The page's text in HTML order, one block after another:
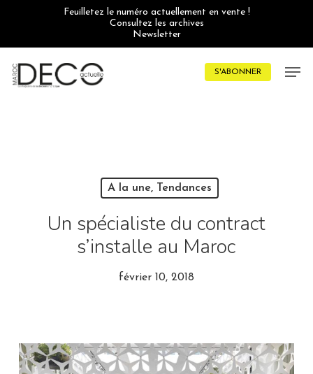
Feuilletez le numéro actuellement en vente !
Consultez les archives
Newsletter
S'ABONNER
A la une, Tendances
Un spécialiste du contract
s’installe au Maroc
février 10, 2018